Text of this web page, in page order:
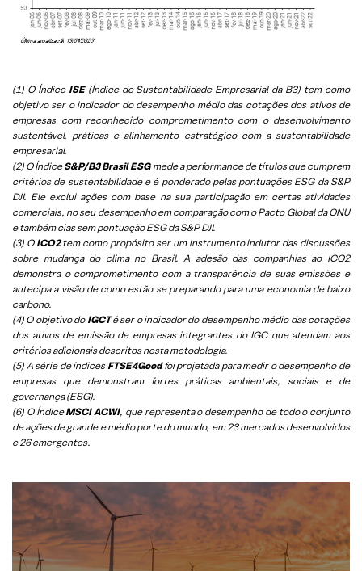
(1) O Índice ISE(Índice de Sustentabilidade Empresarial da B3) tem como
objetivo ser o indicador do desempenho médio das cotações dos ativos de
empresas com reconhecido comprometimento com o desenvolvimento
sustentável, práticas e alinhamento estratégico com a sustentabilidade
empresarial.
(2) O ÍndiceS&P/B3 Brasil ESGmede a performance de títulos que cumprem
critérios de sustentabilidade e é ponderado pelas pontuações ESG da S&P
DJI. Ele exclui ações com base na sua participação em certas atividades
comerciais, no seu desempenho em comparação com o Pacto Global da ONU
e também cias sem pontuação ESG da S&P DJI.
(3) O ICO2tem como propósito ser um instrumento indutor das discussões
sobre mudança do clima no Brasil. A adesão das companhias ao ICO2
demonstra o comprometimento com a transparência de suas emissões e
antecipa a visão de como estão se preparando para uma economia de baixo
carbono.
(4) O objetivo do IGCTé ser o indicador do desempenho médio das cotações
dos ativos de emissão de empresas integrantes do IGC que atendam aos
critérios adicionais descritos nesta metodologia.
(5) A série de índices FTSE4Goodfoi projetada para medir o desempenho de
empresas que demonstram fortes práticas ambientais, sociais e de
governança (ESG).
(6) O ÍndiceMSCI ACWI, que representa o desempenho de todo o conjunto
de ações de grande e médio porte do mundo, em 23 mercados desenvolvidos
e 26 emergentes.